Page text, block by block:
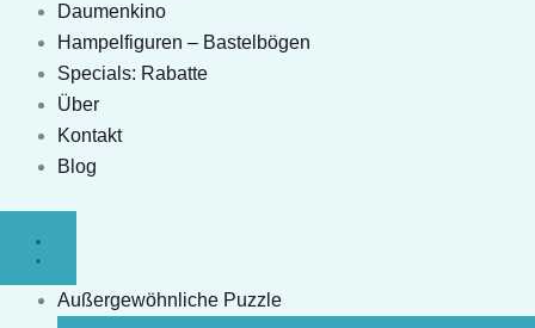
Daumenkino
Hampelfiguren – Bastelbögen
Specials: Rabatte
Über
Kontakt
Blog
Außergewöhnliche Puzzle